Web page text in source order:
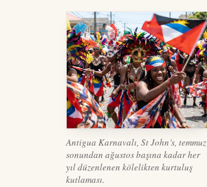
Antigua Karnavalı, St John’s, temmuz
sonundan ağustos başına kadar her
yıl düzenlenen kölelikten kurtuluş
kutlaması.